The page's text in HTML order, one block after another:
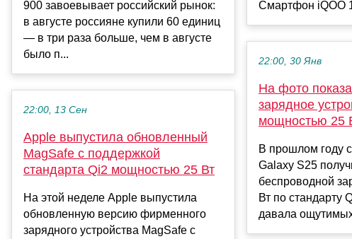
900 завоевывает российский рынок:
в августе россияне купили 60 единиц
— в три раза больше, чем в августе
было п...
22:00, 13 Сен
Apple выпустила обновленный
MagSafe с поддержкой
стандарта Qi2 мощностью 25 Вт
На этой неделе Apple выпустила
обновленную версию фирменного
зарядного устройства MagSafe с
Смартфон iQOO
22:00, 30 Янв
На фото
зарядное
мощностью 25
В прошлом году
Galaxy S25
беспроводной
Вт по стандарту
давала